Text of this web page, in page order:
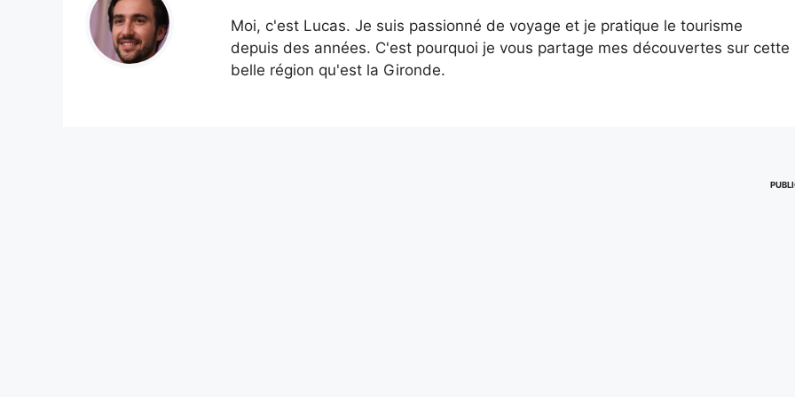
Moi, c'est Lucas. Je suis passionné de voyage et je pratique le tourisme
depuis des années. C'est pourquoi je vous partage mes découvertes sur cette
belle région qu'est la Gironde.